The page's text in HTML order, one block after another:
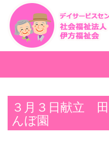
３月３日献立
んぼ園